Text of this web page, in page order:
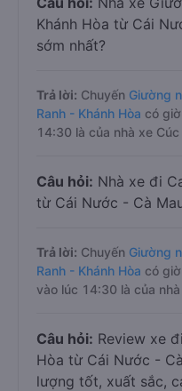
Khánh Hòa từ Cái
sớm nhất?
Trả lời: Chuyến Giường
Ranh - Khánh Hòa có
14:30 là của nhà xe Cúc
Câu hỏi: Nhà xe đi
từ Cái Nước - Cà
Trả lời: Chuyến Giường
Ranh - Khánh Hòa có
vào lúc 14:30 là của
Câu hỏi: Review xe
Hòa từ Cái Nước -
lượng tốt, xuất sắc,